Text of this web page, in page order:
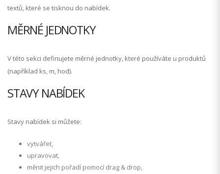
textů, které se tisknou do nabídek.
MĚRNÉ JEDNOTKY
V této sekci definujete měrné jednotky, které používáte u produktů
(například ks, m, hod).
STAVY NABÍDEK
Stavy nabídek si můžete:
vytvářet,
upravovat,
měnit jejich pořadí pomocí drag & drop,